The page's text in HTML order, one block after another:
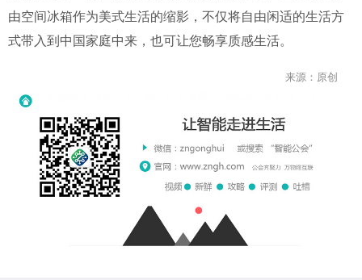
由空间冰箱作为美式生活的缩影，不仅将自由闲适的生活方
式带入到中国家庭中来，也可让您畅享质感生活。
来源：原创